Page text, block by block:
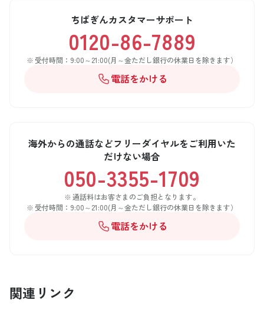
ちばぎんカスタマーサポート
0120-86-7889
受付時間：9:00～21:00(月～金ただし銀行の休業日を除きます）
電話をかける
海外からの通話などフリーダイヤルをご利用いた
だけない場合
050-3355-1709
通話料はお客さまのご負担となります。
受付時間：9:00～21:00(月～金ただし銀行の休業日を除きます）
電話をかける
関連リンク